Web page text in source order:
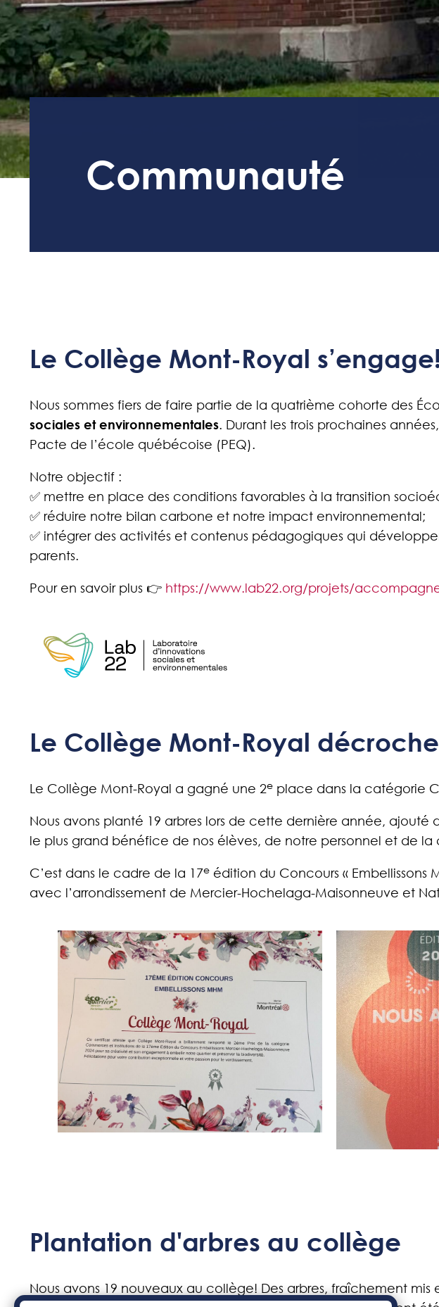
Communauté
Le Collège Mont-Royal s’engage!
Nous sommes fiers de faire partie de la quatrième cohorte des
sociales et environnementales. Durant les trois prochaines
Pacte de l’école québécoise (PEQ).
Notre objectif :
✅ mettre en place des conditions favorables à la transition
✅ réduire notre bilan carbone et notre impact environnemental;
✅ intégrer des activités et contenus pédagogiques qui
parents.
Pour en savoir plus 👉 https://www.lab22.org/projets/
Le Collège Mont-Royal
Le Collège Mont-Royal a gagné une 2e place dans la catégorie
Nous avons planté 19 arbres lors de cette dernière année,
le plus grand bénéfice de nos élèves, de notre personnel et de
C’est dans le cadre de la 17e édition du Concours «
avec l’arrondissement de Mercier-Hochelaga-Maisonneuve et
Plantation d'arbres au collège
Nous avons 19 nouveaux au collège! Des arbres, fraîchement